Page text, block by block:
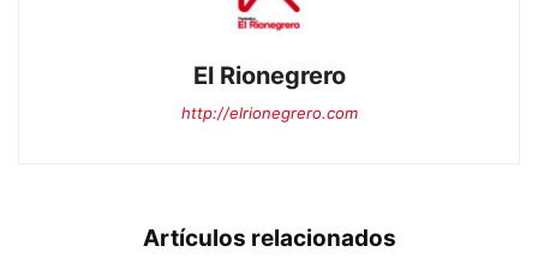
El Rionegrero
http://elrionegrero.com
Artículos relacionados